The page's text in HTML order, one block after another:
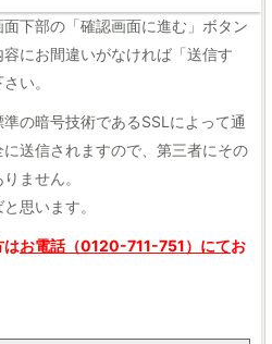
下部の「確認画面に進む」ボタン
にお間違いがなければ「送信す
い。
の暗号技術であるSSLによって通
送信されますので、第三者にその
ません。
思います。
はお電話（0120-711-751）にてお